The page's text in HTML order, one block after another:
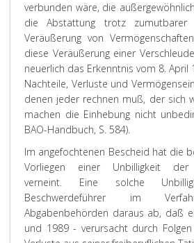
verbunden wäre, die
die Abstattung trotz zumutbarer
Veräußerung von
diese Veräußerung einer
neuerlich das Erkenntnis vom 8. April
Nachteile, Verluste und
denen jeder rechnen muß, der sich
machen die Einhebung nicht
BAO-Handbuch, S. 584).
Im angefochtenen Bescheid hat die
Vorliegen einer Unbilligkeit der
verneint. Eine solche
Beschwerdeführer im
Abgabenbehörden daraus ab, daß
und 1989 - verursacht durch